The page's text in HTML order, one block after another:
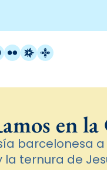
FlickrRadio Estel
Catalunya
en
barcelonesa
ternura de